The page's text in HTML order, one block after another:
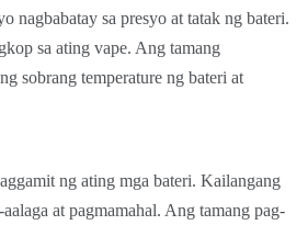
nagbabatay sa presyo at tatak ng bateri.
sa ating vape. Ang tamang
sobrang temperature ng bateri at
ng ating mga bateri. Kailangang
at pagmamahal. Ang tamang pag-